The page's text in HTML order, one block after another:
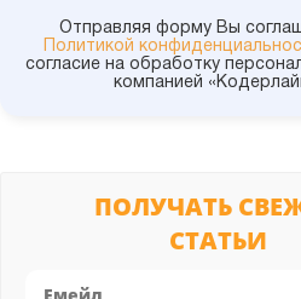
1С:УНФ
Отправляя форму Вы
Политикой
согласие на обработку
компанией
ПОЛУЧАТЬ
СТАТЬИ